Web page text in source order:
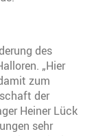
des
„Hier
zum
der
Heiner Lück
sehr